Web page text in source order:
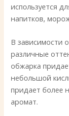
используется
напитков,
В зависимости
различные
обжарка
небольшой
придает более
аромат.